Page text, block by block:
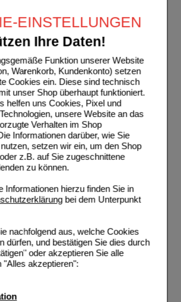
EINSTELLUNGEN
Ihre Daten!
Funktion unserer Website
Warenkorb, Kundenkonto) setzen
Cookies ein. Diese sind technisch
unser Shop überhaupt funktioniert.
helfen uns Cookies, Pixel und
unsere Website an das
Verhalten im Shop
Informationen darüber, wie Sie
setzen wir ein, um den Shop
z.B. auf Sie zugeschnittene
zu können.
Informationen hierzu finden Sie in
bei dem Unterpunkt
nachfolgend aus, welche Cookies
dürfen, und bestätigen Sie dies durch
oder akzeptieren Sie alle
"Alles akzeptieren":